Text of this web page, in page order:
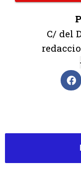
C/ del